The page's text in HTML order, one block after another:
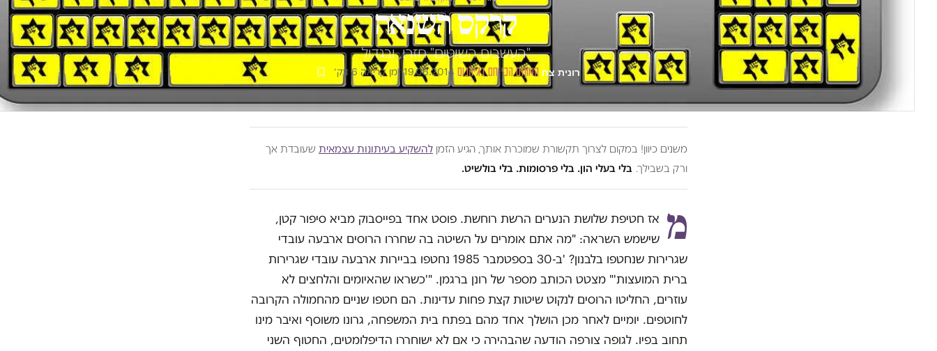
קרקס השנאה
"העשבים השוטים" חזרו, ובגדול
רונית צח·המקום הכי חם בגיהנום·
19.06.2014
·זמן קריאה 6 דק׳
משנים כיוון! במקום לצרוך תקשורת שמוכרת אותך, הגיע הזמן להשקיע בעיתונות עצמאית שעובדת אך
ורק בשבילך. בלי בעלי הון. בלי פרסומות. בלי בולשיט.
מ אז חטיפת שלושת הנערים הרשת רוחשת. פוסט אחד בפייסבוק מביא סיפור קטן,
שישמש השראה: "מה אתם אומרים על השיטה בה שחררו הרוסים ארבעה עובדי
שגרירות שנחטפו בלבנון? 'ב-30 בספטמבר 1985 נחטפו בביירות ארבעה עובדי שגרירות
ברית המועצות'" מצטט הכותב מספר של רונן ברגמן. "'כשראו שהאיומים והלחצים לא
עוזרים, החליטו הרוסים לנקוט שיטות קצת פחות עדינות. הם חטפו שניים מהחמולה הקרובה
לחוטפים. יומיים לאחר מכן הושלך אחד מהם בפתח בית המשפחה, גרונו משוסף ואיבר מינו
תחוב בפיו. לגופה צורפה הודעה שהבהירה כי אם לא ישוחררו הדיפלומטים, החטוף השני